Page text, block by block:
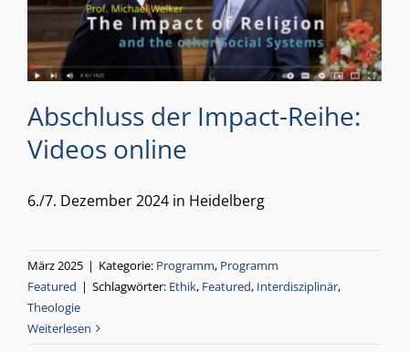
Abschluss der Impact-Reihe:
Videos online
6./7. Dezember 2024 in Heidelberg
März 2025 | Kategorie: Programm, Programm
Featured | Schlagwörter: Ethik, Featured, Interdisziplinär,
Theologie
Weiterlesen